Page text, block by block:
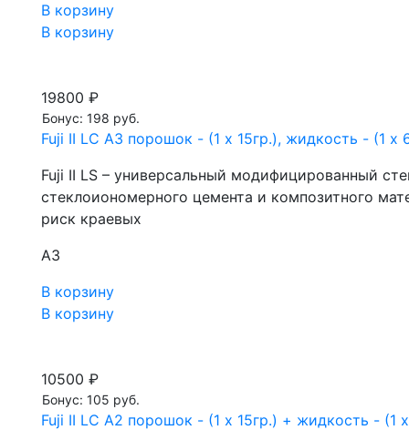
В корзину
В корзину
19800 ₽
Бонус: 198 руб.
Fuji II LC А3 порошок - (1 х 15гр.), жидкость - (1 х
Fuji II LS – универсальный модифицированный
стеклоиономерного цемента и композитного
риск краевых
А3
В корзину
В корзину
10500 ₽
Бонус: 105 руб.
Fuji II LC А2 порошок - (1 х 15гр.) + жидкость - (1